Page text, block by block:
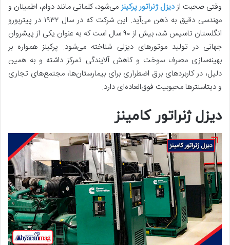
وقتی صحبت ازدیزل ژنراتور پرکینزمی‌شود، کلماتی مانند دوام، اطمینان و
مهندسی دقیق به ذهن می‌آید. این شرکت که در سال ۱۹۳۲ در پیتربورو
انگلستان تاسیس شد، بیش از ۹۰ سال است که به عنوان یکی از پیشروان
جهانی در تولید موتورهای دیزلی شناخته می‌شود. پرکینز همواره بر
بهینه‌سازی مصرف سوخت و کاهش آلایندگی تمرکز داشته و به همین
دلیل، در کاربردهای برق اضطراری برای بیمارستان‌ها، مجتمع‌های تجاری
و دیتاسنترها محبوبیت فوق‌العاده‌ای دارد.
دیزل ژنراتور کامینز